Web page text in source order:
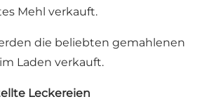
Mehl verkauft.
die beliebten gemahlenen
Laden verkauft.
Leckereien